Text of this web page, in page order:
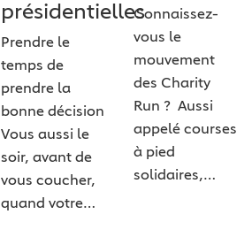
présidentielles
Prendre le
temps de
prendre la
bonne décision
Vous aussi le
soir, avant de
vous coucher,
quand votre…
Connaissez-
vous le
mouvement
des Charity
Run ? Aussi
appelé courses
à pied
solidaires,…